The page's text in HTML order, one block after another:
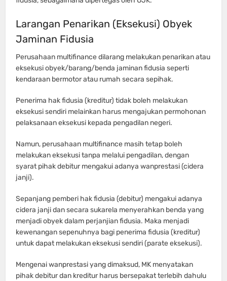
Larangan Penarikan (Eksekusi) Obyek
Jaminan Fidusia
Perusahaan multifinance dilarang melakukan penarikan atau
eksekusi obyek/barang/benda jaminan fidusia seperti
kendaraan bermotor atau rumah secara sepihak.
Penerima hak fidusia (kreditur) tidak boleh melakukan
eksekusi sendiri melainkan harus mengajukan permohonan
pelaksanaan eksekusi kepada pengadilan negeri.
Namun, perusahaan multifinance masih tetap boleh
melakukan eksekusi tanpa melalui pengadilan, dengan
syarat pihak debitur mengakui adanya wanprestasi (cidera
janji).
Sepanjang pemberi hak fidusia (debitur) mengakui adanya
cidera janji dan secara sukarela menyerahkan benda yang
menjadi obyek dalam perjanjian fidusia. Maka menjadi
kewenangan sepenuhnya bagi penerima fidusia (kreditur)
untuk dapat melakukan eksekusi sendiri (parate eksekusi).
Mengenai wanprestasi yang dimaksud, MK menyatakan
pihak debitur dan kreditur harus bersepakat terlebih dahulu